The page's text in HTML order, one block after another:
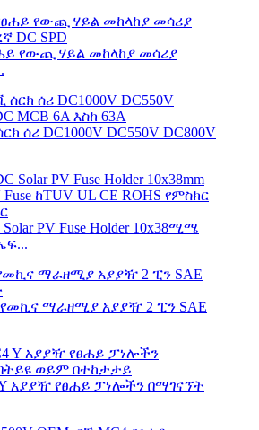
የውጪ ሃይል መከላከያ መሳሪያ
ሰሪ DC1000V DC550V DC800V
Solar PV Fuse Holder 10x38ሚሜ
ማራዘሚያ አያያዥ 2 ፒን SAE
Y አያያዥ የፀሐይ ፓነሎችን በማገናኘት